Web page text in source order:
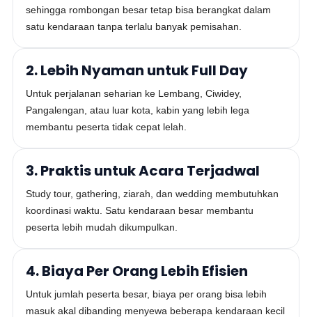
sehingga rombongan besar tetap bisa berangkat dalam
satu kendaraan tanpa terlalu banyak pemisahan.
2. Lebih Nyaman untuk Full Day
Untuk perjalanan seharian ke Lembang, Ciwidey,
Pangalengan, atau luar kota, kabin yang lebih lega
membantu peserta tidak cepat lelah.
3. Praktis untuk Acara Terjadwal
Study tour, gathering, ziarah, dan wedding membutuhkan
koordinasi waktu. Satu kendaraan besar membantu
peserta lebih mudah dikumpulkan.
4. Biaya Per Orang Lebih Efisien
Untuk jumlah peserta besar, biaya per orang bisa lebih
masuk akal dibanding menyewa beberapa kendaraan kecil